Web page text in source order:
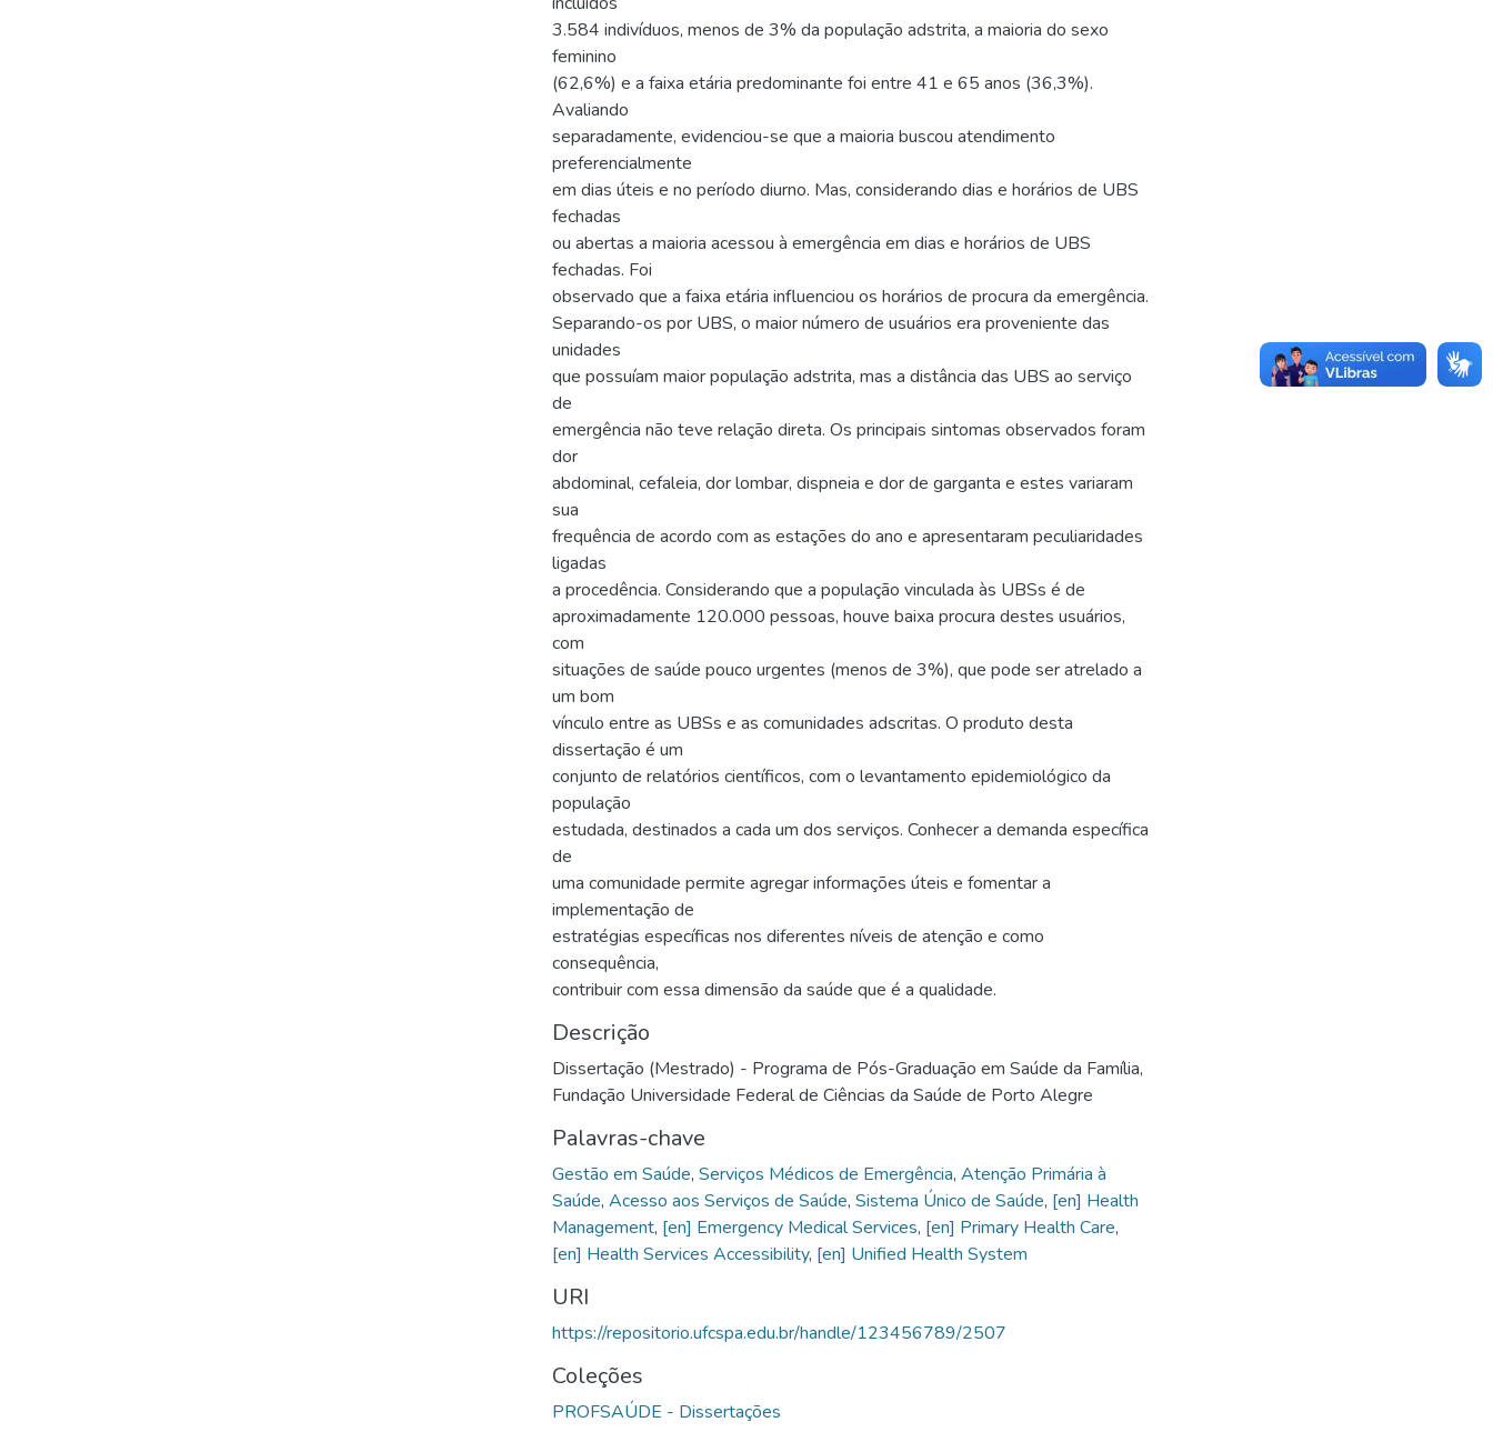
3.584 indivíduos, menos de 3% da população adstrita, a maioria do sexo
feminino
(62,6%) e a faixa etária predominante foi entre 41 e 65 anos (36,3%).
Avaliando
separadamente, evidenciou-se que a maioria buscou atendimento
preferencialmente
em dias úteis e no período diurno. Mas, considerando dias e horários de UBS
fechadas
ou abertas a maioria acessou à emergência em dias e horários de UBS
fechadas. Foi
observado que a faixa etária influenciou os horários de procura da emergência.
Separando-os por UBS, o maior número de usuários era proveniente das
unidades
que possuíam maior população adstrita, mas a distância das UBS ao serviço
de
emergência não teve relação direta. Os principais sintomas observados foram
dor
abdominal, cefaleia, dor lombar, dispneia e dor de garganta e estes variaram
sua
frequência de acordo com as estações do ano e apresentaram peculiaridades
ligadas
a procedência. Considerando que a população vinculada às UBSs é de
aproximadamente 120.000 pessoas, houve baixa procura destes usuários,
com
situações de saúde pouco urgentes (menos de 3%), que pode ser atrelado a
um bom
vínculo entre as UBSs e as comunidades adscritas. O produto desta
dissertação é um
conjunto de relatórios científicos, com o levantamento epidemiológico da
população
estudada, destinados a cada um dos serviços. Conhecer a demanda específica
de
uma comunidade permite agregar informações úteis e fomentar a
implementação de
estratégias específicas nos diferentes níveis de atenção e como
consequência,
contribuir com essa dimensão da saúde que é a qualidade.
Descrição
Dissertação (Mestrado) - Programa de Pós-Graduação em Saúde da Família,
Fundação Universidade Federal de Ciências da Saúde de Porto Alegre
Palavras-chave
Gestão em Saúde, Serviços Médicos de Emergência, Atenção Primária à
Saúde, Acesso aos Serviços de Saúde, Sistema Único de Saúde, [en] Health
Management, [en] Emergency Medical Services, [en] Primary Health Care,
[en] Health Services Accessibility, [en] Unified Health System
URI
https://repositorio.ufcspa.edu.br/handle/123456789/2507
Coleções
PROFSAÚDE - Dissertações